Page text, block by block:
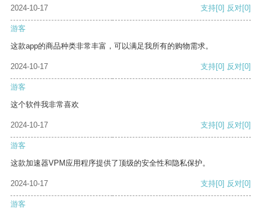
2024-10-17
支持[0] 反对[0]
游客
这款app的商品种类非常丰富，可以满足我所有的购物需求。
2024-10-17 支持[0] 反对[0]
游客
这个软件我非常喜欢
2024-10-17 支持[0] 反对[0]
游客
这款加速器VPM应用程序提供了顶级的安全性和隐私保护。
2024-10-17 支持[0] 反对[0]
游客